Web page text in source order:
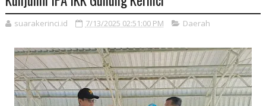
suarakerinci.id 7/13/2025 02:51:00 PM Daerah